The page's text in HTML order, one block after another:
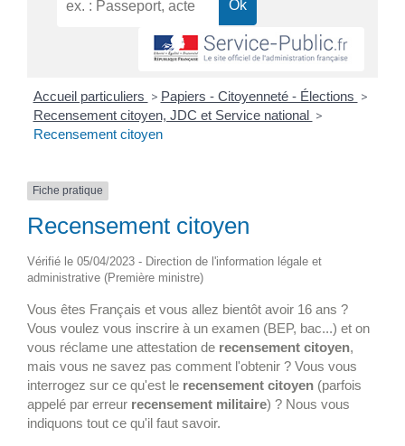
Accueil particuliers > Papiers - Citoyenneté - Élections >
Recensement citoyen, JDC et Service national >
Recensement citoyen
Fiche pratique
Recensement citoyen
Vérifié le 05/04/2023 - Direction de l'information légale et
administrative (Première ministre)
Vous êtes Français et vous allez bientôt avoir 16 ans ?
Vous voulez vous inscrire à un examen (BEP, bac...) et on
vous réclame une attestation de recensement citoyen,
mais vous ne savez pas comment l'obtenir ? Vous vous
interrogez sur ce qu'est le recensement citoyen (parfois
appelé par erreur recensement militaire) ? Nous vous
indiquons tout ce qu'il faut savoir.